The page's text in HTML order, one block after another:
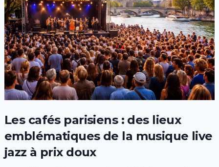
Les cafés parisiens : des lieux
emblématiques de la musique live
jazz à prix doux